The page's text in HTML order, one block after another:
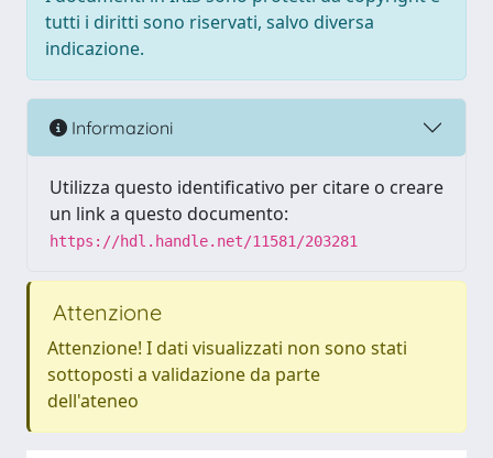
tutti i diritti sono riservati, salvo diversa
indicazione.
Informazioni
Utilizza questo identificativo per citare o creare
un link a questo documento:
https://hdl.handle.net/11581/203281
Attenzione
Attenzione! I dati visualizzati non sono stati
sottoposti a validazione da parte
dell'ateneo